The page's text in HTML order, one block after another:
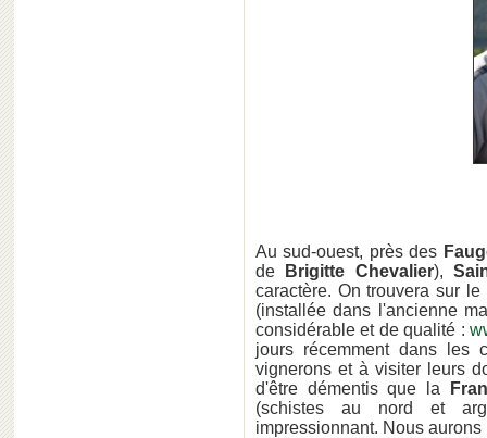
Au sud-ouest, près des
de Brigitte Chevalier),
caractère. On trouvera sur
(installée dans l'ancienne
considérable et de qualité :
jours récemment dans les
vignerons et à visiter leurs
d'être démentis que la
(schistes au nord et
impressionnant. Nous